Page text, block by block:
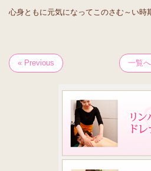
心身ともに元気になってこのさむ～い
« Previous 一覧へ